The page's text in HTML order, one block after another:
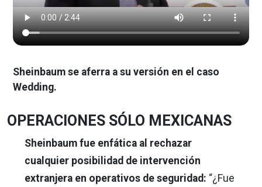
Sheinbaum se aferra a su versión en el caso
Wedding.
OPERACIONES SÓLO MEXICANAS
Sheinbaum fue enfática al rechazar
cualquier posibilidad de intervención
extranjera en operativos de seguridad: “¿Fue